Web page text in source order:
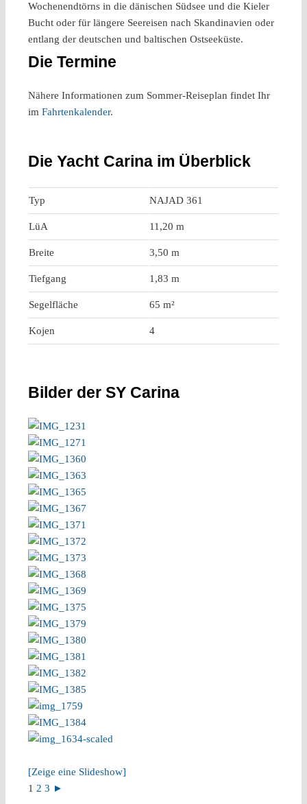
Wochenendtörns in die dänischen Südsee und die Kieler
Bucht oder für längere Seereisen nach Skandinavien oder
entlang der deutschen und baltischen Ostseeküste.
Die Termine
Nähere Informationen zum Sommer-Reiseplan findet Ihr
im Fahrtenkalender.
Die Yacht Carina im Überblick
Typ NAJAD 361
LüA 11,20 m
Breite 3,50 m
Tiefgang 1,83 m
Segelfläche 65 m²
Kojen 4
Bilder der SY Carina
[Zeige eine Slideshow]
1 2 3 ►